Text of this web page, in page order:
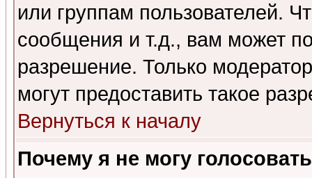
или группам пользователей.
сообщения и т.д., вам может
разрешение. Только
могут предоставить такое
Вернуться к началу
Почему я не могу